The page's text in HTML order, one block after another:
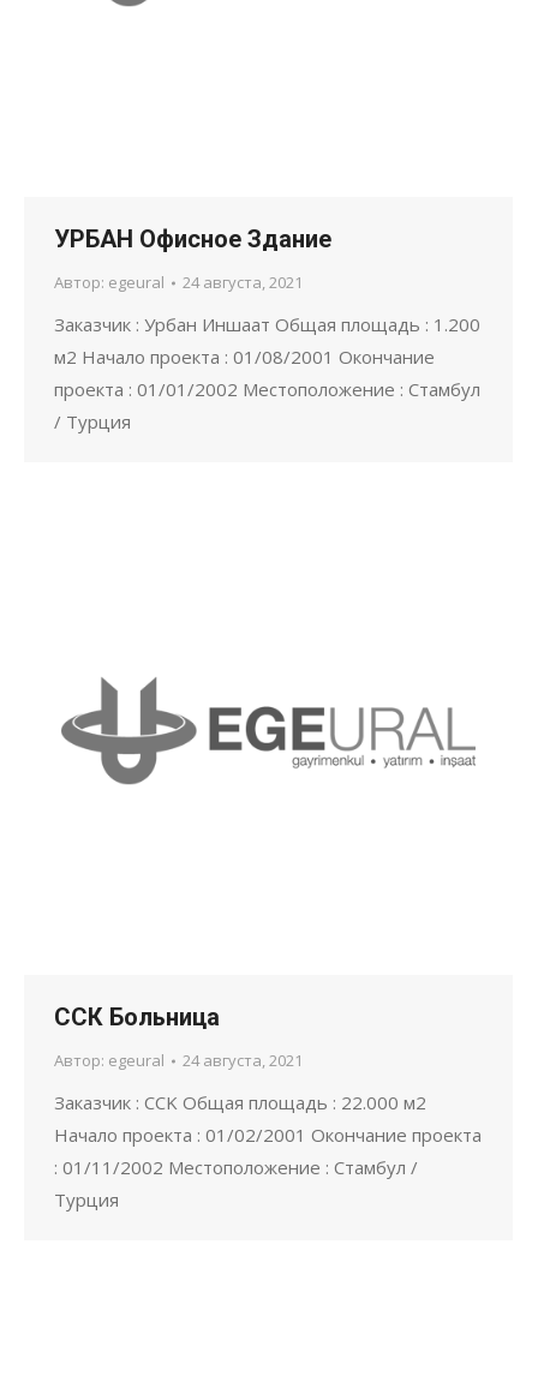
УРБАН Офисное Здание
Автор: egeural 24 августа, 2021
Заказчик : Урбан Иншаат Общая площадь : 1.200
м2 Начало проекта : 01/08/2001 Окончание
проекта : 01/01/2002 Местоположение : Стамбул
/ Турция
ССК Больница
Автор: egeural 24 августа, 2021
Заказчик : CCK Общая площадь : 22.000 м2
Начало проекта : 01/02/2001 Окончание проекта
: 01/11/2002 Местоположение : Стамбул /
Турция